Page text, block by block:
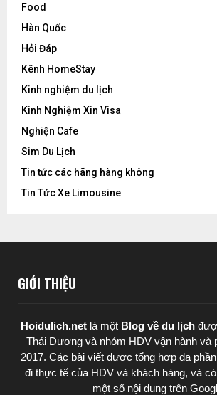
Food
Hàn Quốc
Hỏi Đáp
Kênh HomeStay
Kinh nghiệm du lịch
Kinh Nghiệm Xin Visa
Nghiện Cafe
Sim Du Lịch
Tin tức các hãng hàng không
Tin Tức Xe Limousine
GIỚI THIỆU
Hoidulich.net là một Blog về du lịch
Thái Dươngvà nhóm HDV vận hành và
2017. Các bài viết được tổng hợp đa
đi thực tế của HDV và khách hàng, và
một số nội dung trên